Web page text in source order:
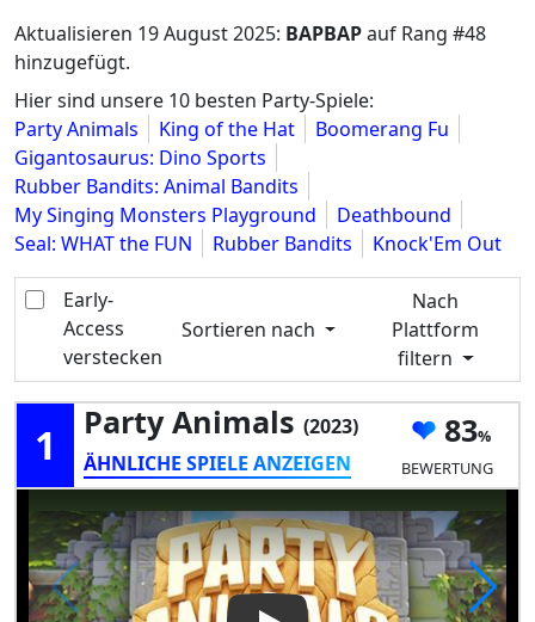
Aktualisieren 19 August 2025: BAPBAPauf Rang #48
hinzugefügt.
Hier sind unsere 10 besten Party-Spiele:
Party Animals
King of the Hat
Boomerang Fu
Gigantosaurus: Dino Sports
Rubber Bandits: Animal Bandits
My Singing Monsters Playground
Deathbound
Seal: WHAT the FUN
Rubber Bandits Knock'Em Out
Early-
Access
verstecken
Sortieren nach
Nach
Plattform
filtern
1 Party Animals (2023)
ÄHNLICHE SPIELE ANZEIGEN
83
BEWERTUNG